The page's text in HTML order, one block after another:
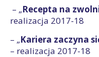
– „Recepta na
realizacja 2017-18
– „Kariera zaczyna
– realizacja 2017-18